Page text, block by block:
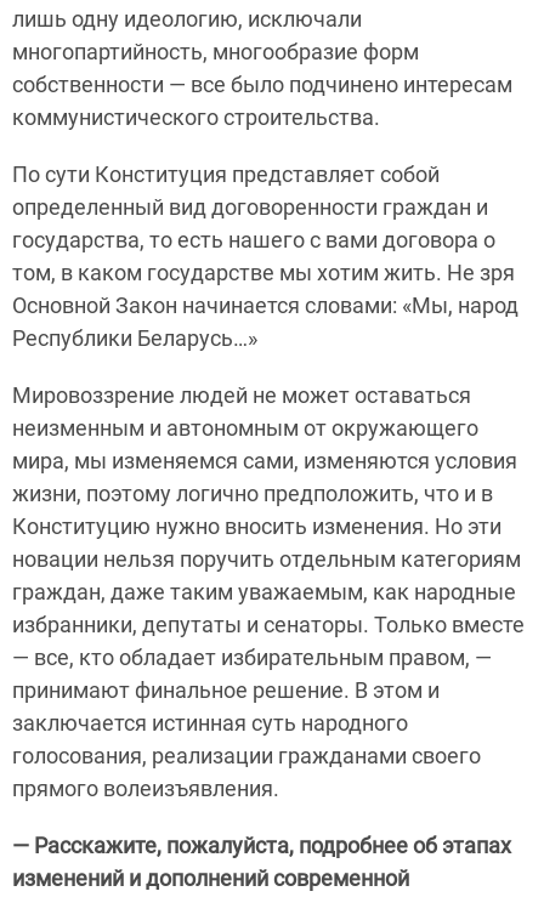
лишь одну идеологию, исключали
многопартийность, многообразие форм
собственности — все было подчинено интересам
коммунистического строительства.
По сути Конституция представляет собой
определенный вид договоренности граждан и
государства, то есть нашего с вами договора о
том, в каком государстве мы хотим жить. Не зря
Основной Закон начинается словами: «Мы, народ
Республики Беларусь…»
Мировоззрение людей не может оставаться
неизменным и автономным от окружающего
мира, мы изменяемся сами, изменяются условия
жизни, поэтому логично предположить, что и в
Конституцию нужно вносить изменения. Но эти
новации нельзя поручить отдельным категориям
граждан, даже таким уважаемым, как народные
избранники, депутаты и сенаторы. Только вместе
— все, кто обладает избирательным правом, —
принимают финальное решение. В этом и
заключается истинная суть народного
голосования, реализации гражданами своего
прямого волеизъявления.
— Расскажите, пожалуйста, подробнее об этапах
изменений и дополнений современной